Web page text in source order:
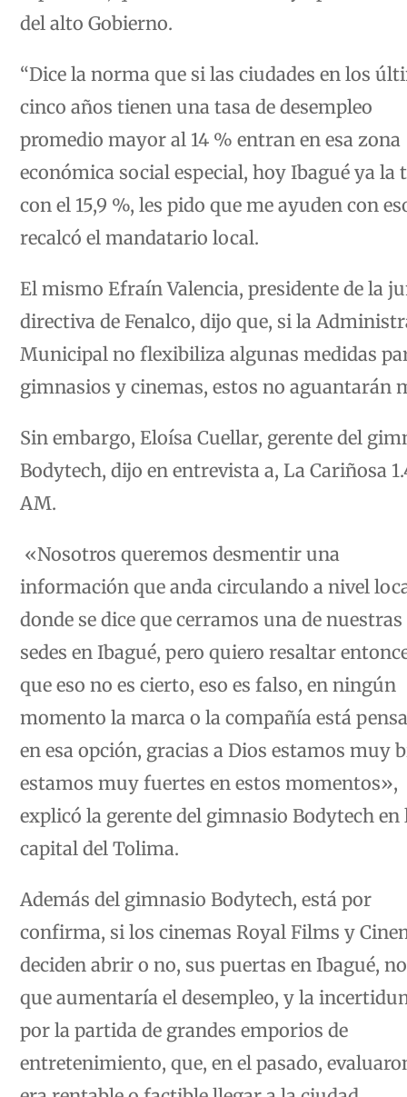
del alto Gobierno.
“Dice la norma que si las ciudades en los
cinco años tienen una tasa de desempleo
promedio mayor al 14 % entran en esa zona
económica social especial, hoy Ibagué ya la
con el 15,9 %, les pido que me ayuden con
recalcó el mandatario local.
El mismo Efraín Valencia, presidente de la
directiva de Fenalco, dijo que, si la
Municipal no flexibiliza algunas medidas
gimnasios y cinemas, estos no
Sin embargo, Eloísa Cuellar, gerente del
Bodytech, dijo en entrevista a, La Cariñosa
AM.
«Nosotros queremos desmentir una
información que anda circulando a nivel
donde se dice que cerramos una de nuestras
sedes en Ibagué, pero quiero resaltar
que eso no es cierto, eso es falso, en ningún
momento la marca o la compañía está
en esa opción, gracias a Dios estamos muy
estamos muy fuertes en estos momentos»,
explicó la gerente del gimnasio Bodytech en
capital del Tolima.
Además del gimnasio Bodytech, está por
confirma, si los cinemas Royal Films y
deciden abrir o no, sus puertas en Ibagué,
que aumentaría el desempleo, y la
por la partida de grandes emporios de
entretenimiento, que, en el pasado,
era rentable o factible llegar a la ciudad.